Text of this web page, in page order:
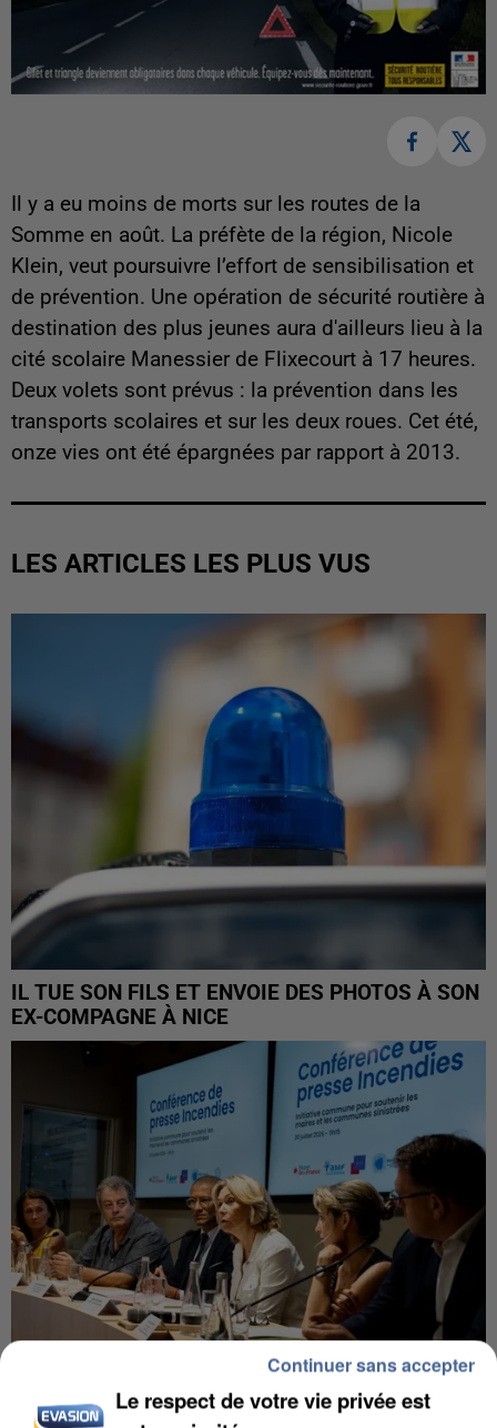
Il y a eu moins de morts sur les routes de la
Somme en août. La préfète de la région, Nicole
Klein, veut poursuivre l’effort de sensibilisation et
de prévention. Une opération de sécurité routière à
destination des plus jeunes aura d'ailleurs lieu à la
cité scolaire Manessier de Flixecourt à 17 heures.
Deux volets sont prévus : la prévention dans les
transports scolaires et sur les deux roues. Cet été,
onze vies ont été épargnées par rapport à 2013.
LES ARTICLES LES PLUS VUS
IL TUE SON FILS ET ENVOIE DES PHOTOS À SON
EX-COMPAGNE À NICE
INCENDIES : L’ÎLE-DE-FRANCE LANCE UN ÉLAN
Le respect de votre vie privée est
Continuer sans accepter